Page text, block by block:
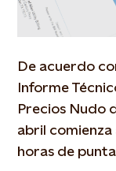
De acuerdo
Informe
Precios Nudo
abril
horas de